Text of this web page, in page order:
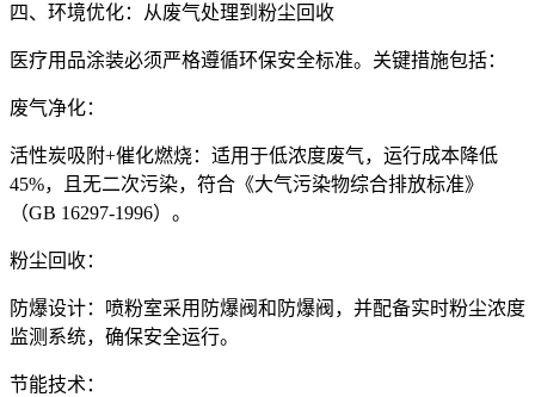
四、环境优化：从废气处理到粉尘回收
医疗用品涂装必须严格遵循环保安全标准。关键措施包括：
废气净化：
活性炭吸附+催化燃烧：适用于低浓度废气，运行成本降低
45%，且无二次污染，符合《大气污染物综合排放标准》
（GB 16297-1996）。
粉尘回收：
防爆设计：喷粉室采用防爆阀和防爆阀，并配备实时粉尘浓度
监测系统，确保安全运行。
节能技术：